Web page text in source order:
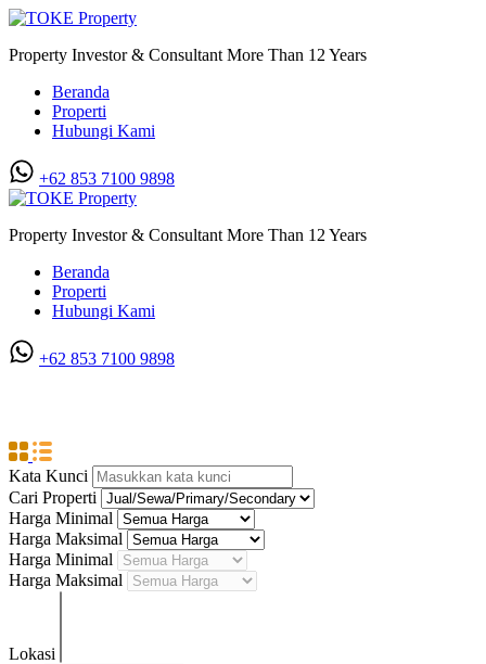
Property Investor & Consultant More Than 12 Years
Beranda
Properti
Hubungi Kami
+62 853 7100 9898‬
Property Investor & Consultant More Than 12 Years
Beranda
Properti
Hubungi Kami
+62 853 7100 9898‬
Kata Kunci
Cari Properti
Harga Minimal
Harga Maksimal
Harga Minimal
Harga Maksimal
Lokasi